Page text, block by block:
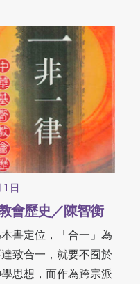
日
會歷史／陳智衡
書定位，「合一」為
致合一，就要不囿於
思想，而作為跨宗派